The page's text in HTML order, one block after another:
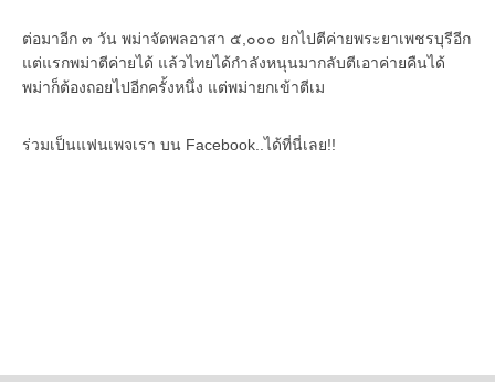
ต่อมาอีก ๓ วัน พม่าจัดพลอาสา ๕,๐๐๐ ยกไปตีค่ายพระยาเพชรบุรีอีก
แต่แรกพม่าตีค่ายได้ แล้วไทยได้กำลังหนุนมากลับตีเอาค่ายคืนได้
พม่าก็ต้องถอยไปอีกครั้งหนึ่ง แต่พม่ายกเข้าตีเม
ร่วมเป็นแฟนเพจเรา บน Facebook..ได้ที่นี่เลย!!